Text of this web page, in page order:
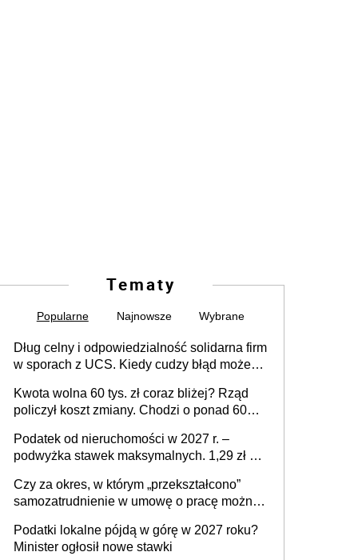
Tematy
Popularne Najnowsze Wybrane
Dług celny i odpowiedzialność solidarna firm
w sporach z UCS. Kiedy cudzy błąd może
Kwota wolna 60 tys. zł coraz bliżej? Rząd
policzył koszt zmiany. Chodzi o ponad 60
Podatek od nieruchomości w 2027 r. –
podwyżka stawek maksymalnych. 1,29 zł za
budynków i lokali związanych z
prowadzeniem działalności gospodarczej
Czy za okres, w którym „przekształcono”
samozatrudnienie w umowę o pracę można
umowy cywilnoprawnej jedynym
racjonalnym wyjściem
Podatki lokalne pójdą w górę w 2027 roku?
Minister ogłosił nowe stawki